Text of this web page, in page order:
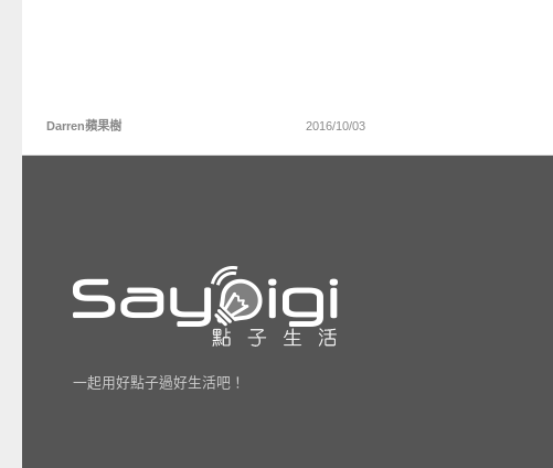
Darren蘋果樹 2016/10/03
一起用好點子過好生活吧！